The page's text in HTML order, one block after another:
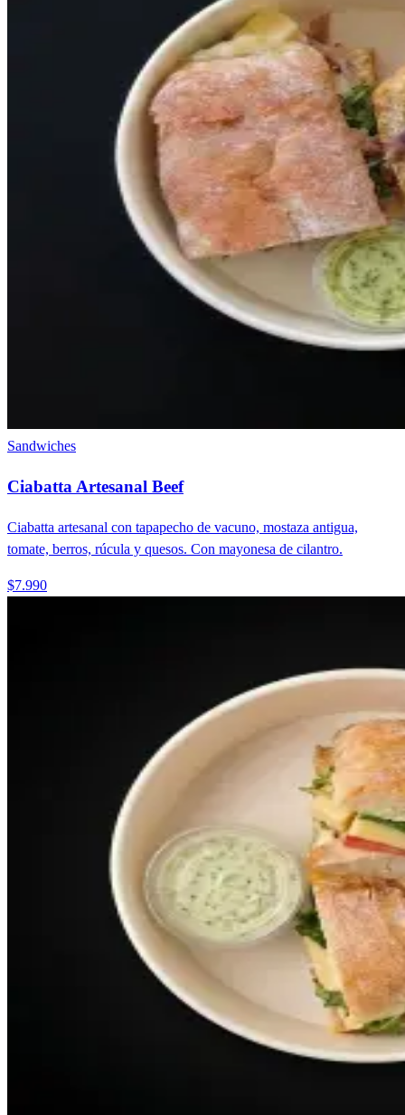
Sandwiches
Ciabatta Artesanal Beef
Ciabatta artesanal con tapapecho de vacuno, mostaza antigua,
tomate, berros, rúcula y quesos. Con mayonesa de cilantro.
$7.990